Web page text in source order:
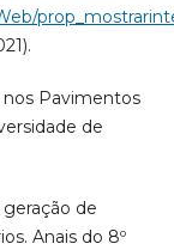
nos Pavimentos
de
geração de
Anais do 8º